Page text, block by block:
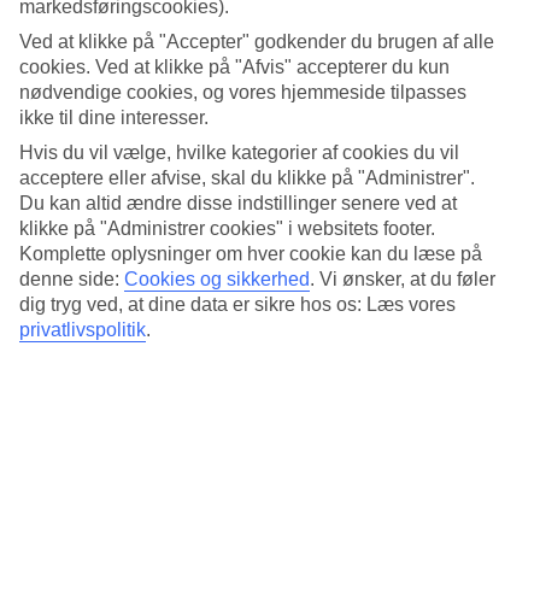
12/19
13/19
14/19
markedsføringscookies).
Ved at klikke på "Accepter" godkender du brugen af alle
cookies. Ved at klikke på "Afvis" accepterer du kun
nødvendige cookies, og vores hjemmeside tilpasses
ikke til dine interesser.
Hvis du vil vælge, hvilke kategorier af cookies du vil
acceptere eller afvise, skal du klikke på "Administrer".
Du kan altid ændre disse indstillinger senere ved at
klikke på "Administrer cookies" i websitets footer.
Komplette oplysninger om hver cookie kan du læse på
denne side: Cookies og sikkerhed. Vi ønsker, at du føler
dig tryg ved, at dine data er sikre hos os: Læs vores
privatlivspolitik.